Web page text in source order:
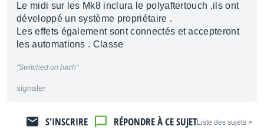
Le midi sur les Mk8 inclura le polyaftertouch ,ils ont
développé un système propriétaire .
Les effets également sont connectés et accepteront
les automations . Classe
"Switched on bach"
signaler
< Liste des sujets
RÉPONDRE À CE SUJET
S'INSCRIRE